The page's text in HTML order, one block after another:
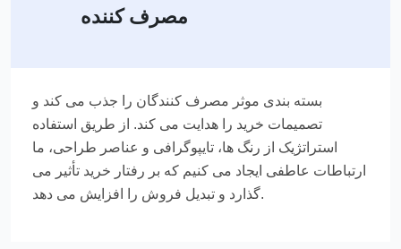
مصرف کننده
بسته بندی موثر مصرف کنندگان را جذب می کند و
تصمیمات خرید را هدایت می کند. از طریق استفاده
استراتژیک از رنگ ها، تایپوگرافی و عناصر طراحی، ما
ارتباطات عاطفی ایجاد می کنیم که بر رفتار خرید تأثیر می
گذارد و تبدیل فروش را افزایش می دهد.